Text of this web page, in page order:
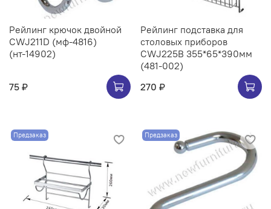
Рейлинг крючок двойной
CWJ211D (мф-4816)
(нт-14902)
75 ₽
Рейлинг подставка для
столовых приборов
CWJ225B 355*65*390мм
(481-002)
270 ₽
Предзаказ Предзаказ